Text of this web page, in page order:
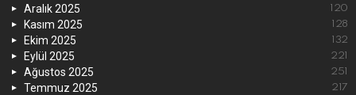
Aralık 2025 120
Kasım 2025 128
Ekim 2025 132
Eylül 2025 221
Ağustos 2025 251
Temmuz 2025 217